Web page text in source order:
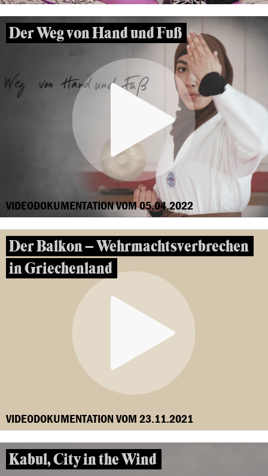
Der Weg von Hand und Fuß
VIDEODOKUMENTATION VOM 05.04.2022
Der Balkon – Wehrmachtsverbrechen
in Griechenland
VIDEODOKUMENTATION VOM 23.11.2021
Kabul, City in the Wind